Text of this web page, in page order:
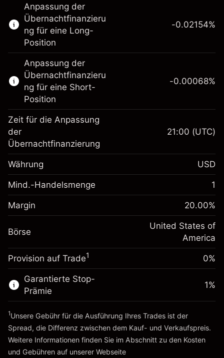
über CFDs und Knock-outs zur Verfügung.
Erfahren Sie mehr über:
CFDs
Knock-outs
Anpassung der
Übernachtfinanzieru
ng für eine Long-
Position
$1,000.00
Anpassung der
Übernachtfinanzierung
Gebühren aus
Positionswert
-0.02154
%
Positionsgröße mit Hebelwirkung
~$5,000.00
Geld aus Hebelwirkung ~
$4,000.00
Zur Plattform
-0.02154%
Anpassung der
Übernachtfinanzieru
ng für eine Short-
Position
Margin. Ihre Investition
Anpassung der
Übernachtfinanzierung
-0.000682
%
(-$0.03)
Positionsgröße mit Hebelwirkung
~$5,000.00
Geld aus Hebelwirkung ~
Zur Plattform
-0.00068%
Zeit für die Anpassung
der
Übernachtfinanzierung
21:00 (UTC)
Währung USD
Mind.-Handelsmenge 1
Margin 20.00%
Börse
United States of
America
Provision auf Trade1 0%
Garantierte Stop-
Prämie
1%
1Unsere Gebühr für die Ausführung Ihres Trades ist der
Spread, die Differenz zwischen dem Kauf- und Verkaufspreis.
Weitere Informationen finden Sie im Abschnitt zu den Kosten
und Gebühren auf unserer Webseite